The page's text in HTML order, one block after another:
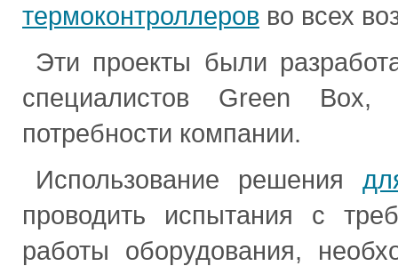
термоконтроллеров во всех
Эти проекты были
специалистов Green Box,
потребности компании.
Использование решения
проводить испытания с
работы оборудования,